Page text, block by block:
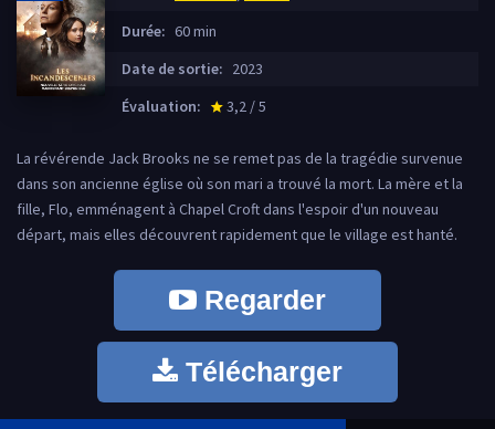
Durée: 60 min
Date de sortie: 2023
Évaluation:
star_rate
3,2 / 5
La révérende Jack Brooks ne se remet pas de la tragédie survenue
dans son ancienne église où son mari a trouvé la mort. La mère et la
fille, Flo, emménagent à Chapel Croft dans l'espoir d'un nouveau
départ, mais elles découvrent rapidement que le village est hanté.
Regarder
Télécharger